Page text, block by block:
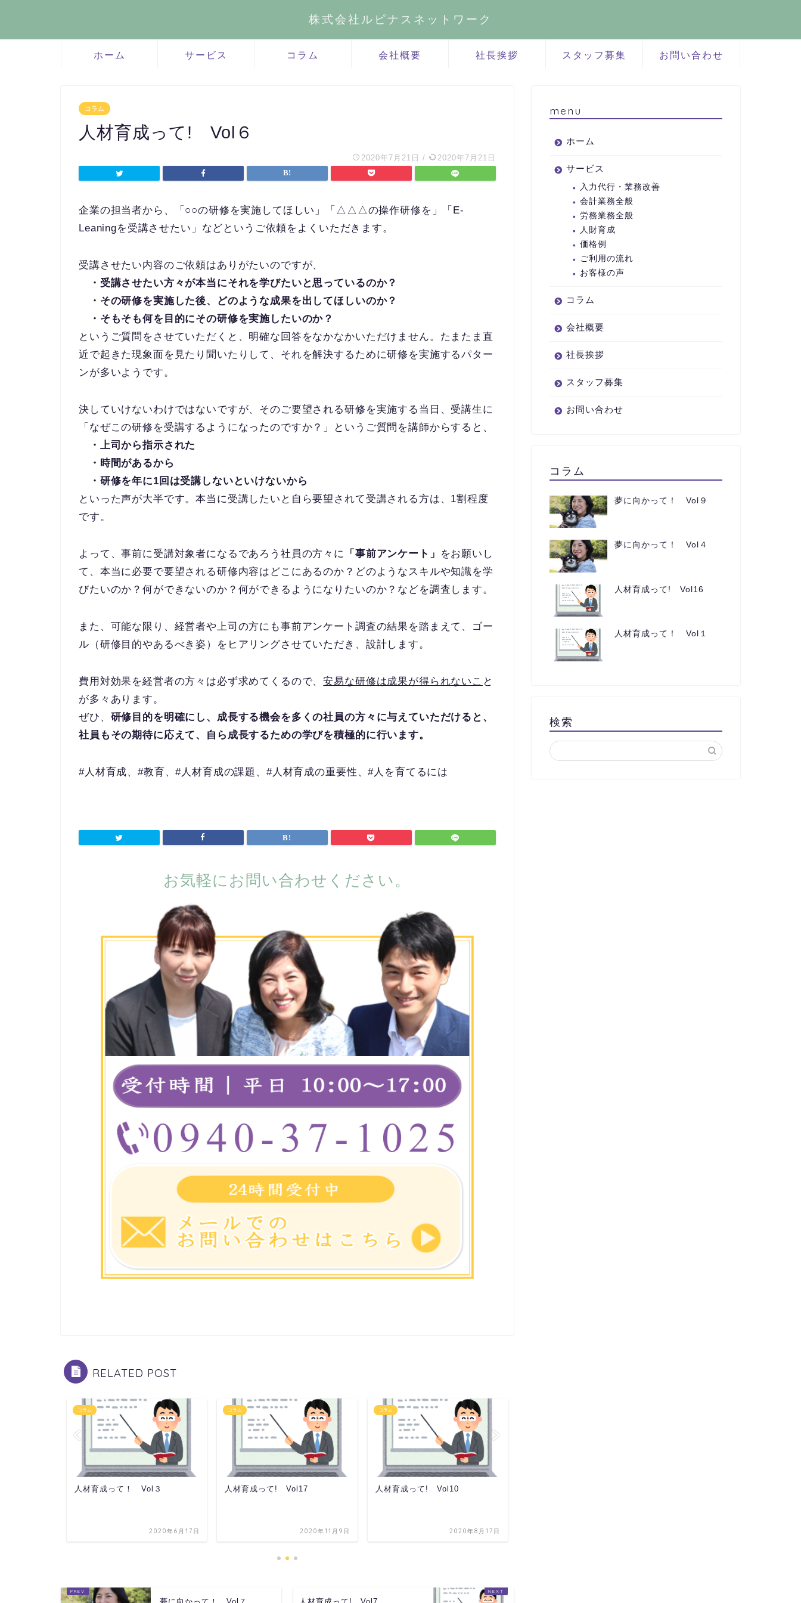
株式会社ルピナスネットワーク
ホーム サービス コラム 会社概要 社長挨拶 スタッフ募集 お問い合わせ
コラム
人材育成って! Vol６
2020年7月21日 / 2020年7月21日
企業の担当者から、「○○の研修を実施してほしい」「△△△の操作研修を」「E-
Leaningを受講させたい」などというご依頼をよくいただきます。
受講させたい内容のご依頼はありがたいのですが、
・受講させたい方々が本当にそれを学びたいと思っているのか？
・その研修を実施した後、どのような成果を出してほしいのか？
・そもそも何を目的にその研修を実施したいのか？
というご質問をさせていただくと、明確な回答をなかなかいただけません。たまたま直
近で起きた現象面を見たり聞いたりして、それを解決するために研修を実施するパター
ンが多いようです。
決していけないわけではないですが、そのご要望される研修を実施する当日、受講生に
「なぜこの研修を受講するようになったのですか？」というご質問を講師からすると、
・上司から指示された
・時間があるから
・研修を年に1回は受講しないといけないから
といった声が大半です。本当に受講したいと自ら要望されて受講される方は、1割程度
です。
よって、事前に受講対象者になるであろう社員の方々に 「事前アンケート」
をお願いし
て、本当に必要で要望される研修内容はどこにあるのか？どのようなスキルや知識を学
びたいのか？何ができないのか？何ができるようになりたいのか？などを調査します。
また、可能な限り、経営者や上司の方にも事前アンケート調査の結果を踏まえて、ゴー
ル（研修目的やあるべき姿）をヒアリングさせていただき、設計します。
費用対効果を経営者の方々は必ず求めてくるので、安易な研修は成果が得られないこ と
が多々あります。
ぜひ、 研修目的を明確にし、成長する機会を多くの社員の方々に与えていただけると、
社員もその期待に応えて、自ら成長するための学びを積極的に行います。
#人材育成、#教育、#人材育成の課題、#人材育成の重要性、#人を育てるには
お気軽にお問い合わせください。
RELATED POST
コラム
人材育成って！ Vol３
2020年6月17日
コラム
人材育成って! Vol17
2020年11月9日
コラム
人材育成って! Vol10
2020年8月17日
夢に向かって！ Vol７ 人材育成って! Vol7
menu
ホーム
サービス
入力代行・業務改善
会計業務全般
労務業務全般
人財育成
価格例
ご利用の流れ
お客様の声
コラム
会社概要
社長挨拶
スタッフ募集
お問い合わせ
コラム
夢に向かって！ Vol９
夢に向かって！ Vol４
人材育成って! Vol16
人材育成って！ Vol１
検索